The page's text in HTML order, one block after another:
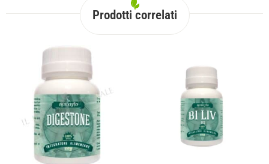
Prodotti correlati